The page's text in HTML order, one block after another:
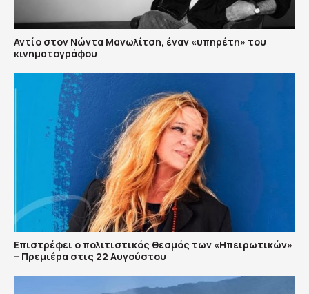
Αντίο στον Νώντα Μανωλίτση, έναν «υπηρέτη» του
κινηματογράφου
Επιστρέφει ο πολιτιστικός θεσμός των «Ηπειρωτικών»
– Πρεμιέρα στις 22 Αυγούστου